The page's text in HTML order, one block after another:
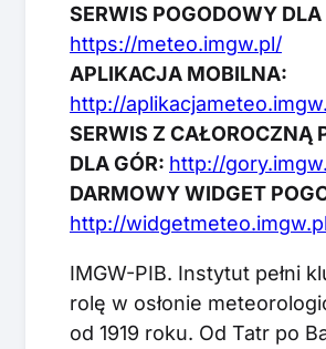
SERWIS POGODOWY
https://meteo.imgw.pl/
APLIKACJA MOBILNA:
http://
SERWIS Z CAŁOROCZNĄ
DLA GÓR: http://
DARMOWY WIDGET
http://
IMGW-PIB. Instytut pełni
rolę w osłonie
od 1919 roku. Od Tatr po